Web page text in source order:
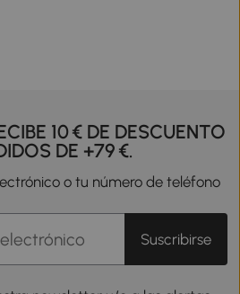
10 € DE DESCUENTO
DE +79 €.
o tu número de teléfono
Suscribirse